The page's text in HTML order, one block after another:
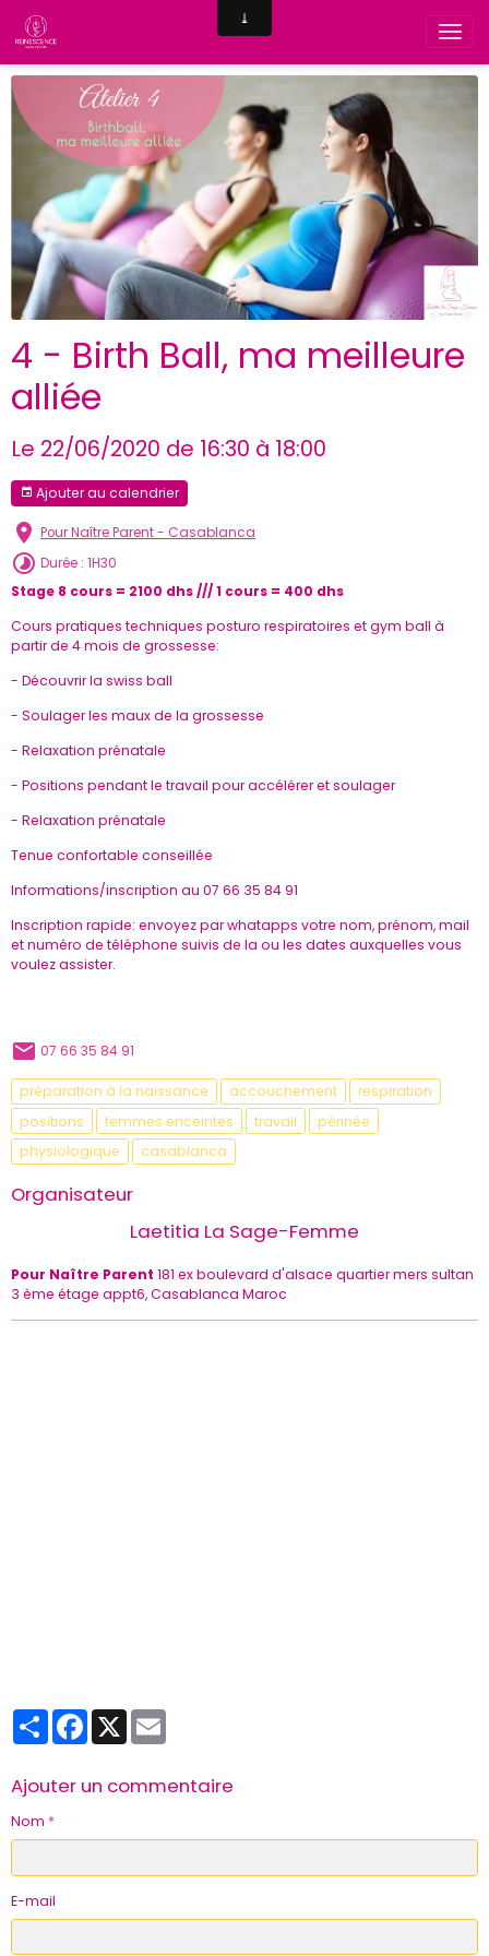
4 - Birth Ball, ma meilleure
alliée
Le 22/06/2020 de 16:30 à 18:00
Ajouter au calendrier
Pour Naître Parent - Casablanca
Durée : 1H30
Stage 8 cours = 2100 dhs /// 1 cours = 400 dhs
Cours pratiques techniques posturo respiratoires et gym ball à
partir de 4 mois de grossesse:
- Découvrir la swiss ball
- Soulager les maux de la grossesse
- Relaxation prénatale
- Positions pendant le travail pour accélérer et soulager
- Relaxation prénatale
Tenue confortable conseillée
Informations/inscription au 07 66 35 84 91
Inscription rapide: envoyez par whatapps votre nom, prénom, mail
et numéro de téléphone suivis de la ou les dates auxquelles vous
voulez assister.
07 66 35 84 91
préparation à la naissance accouchement
respiration
positions
femmes enceintes travail
périnée
physiologique
casablanca
Organisateur
Laetitia La Sage-Femme
Pour Naître Parent 181 ex boulevard d'alsace quartier mers sultan
3 ème étage appt6, Casablanca Maroc
PartagerFacebook
X
Ajouter un commentaire
Nom
E-mail